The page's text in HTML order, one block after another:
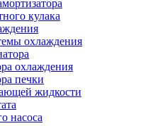
кулака
охлаждения
охлаждения
печки
жидкости
насоса